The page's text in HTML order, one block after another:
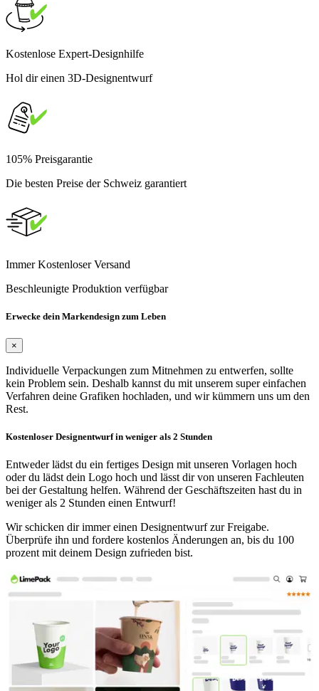
Kostenlose Expert-Designhilfe
Hol dir einen 3D-Designentwurf
105% Preisgarantie
Die besten Preise der Schweiz garantiert
Immer Kostenloser Versand
Beschleunigte Produktion verfügbar
Erwecke dein Markendesign zum Leben
×
Individuelle Verpackungen zum Mitnehmen zu entwerfen, sollte
kein Problem sein. Deshalb kannst du mit unserem super einfachen
Verfahren deine Grafiken hochladen, und wir kümmern uns um den
Rest.
Kostenloser Designentwurf in weniger als 2 Stunden
Entweder lädst du ein fertiges Design mit unseren Vorlagen hoch
oder du lädst dein Logo hoch und lässt dir von unseren Fachleuten
bei der Gestaltung helfen. Während der Geschäftszeiten hast du in
weniger als 2 Stunden einen Entwurf!
Wir schicken dir immer einen Designentwurf zur Freigabe.
Überprüfe ihn und fordere kostenlos Änderungen an, bis du 100
prozent mit deinem Design zufrieden bist.